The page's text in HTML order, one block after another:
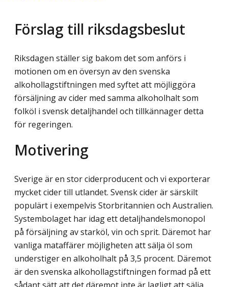
Förslag till riksdagsbeslut
Riksdagen ställer sig bakom det som anförs i
motionen om en översyn av den svenska
alkohollagstiftningen med syftet att möjliggöra
försäljning av cider med samma alkoholhalt som
folköl i svensk detaljhandel och tillkännager detta
för regeringen.
Motivering
Sverige är en stor ciderproducent och vi exporterar
mycket cider till utlandet. Svensk cider är särskilt
populärt i exempelvis Storbritannien och Australien.
Systembolaget har idag ett detaljhandelsmonopol
på försäljning av starköl, vin och sprit. Däremot har
vanliga mataffärer möjligheten att sälja öl som
understiger en alkoholhalt på 3,5 procent. Däremot
är den svenska alkohollagstiftningen formad på ett